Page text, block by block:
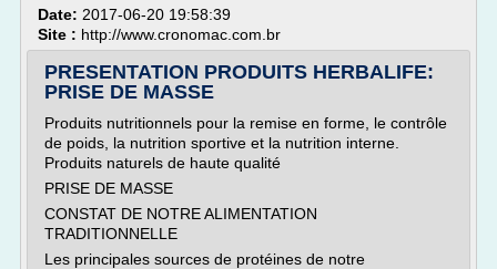
Date: 2017-06-20 19:58:39
Site : http://www.cronomac.com.br
PRESENTATION PRODUITS HERBALIFE:
PRISE DE MASSE
Produits nutritionnels pour la remise en forme, le contrôle
de poids, la nutrition sportive et la nutrition interne.
Produits naturels de haute qualité
PRISE DE MASSE
CONSTAT DE NOTRE ALIMENTATION
TRADITIONNELLE
Les principales sources de protéines de notre